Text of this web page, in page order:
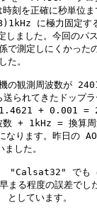
刻を正確に秒単位ま
に極力固定す
しました。今回のパ
で測定しにくかった
た。
の観測周波数が
られてきたドップ
+ 0.001 =
数 + 1kHz = 換算周
なります。昨日の
した。
"Calsat32" でも
まる程度の誤差でし
しています。